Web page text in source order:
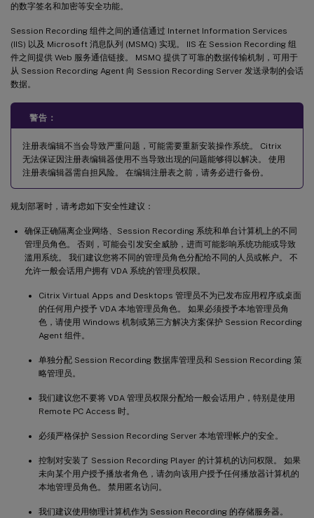
的数字签名和加密等安全功能。
Session Recording 组件之间的通信通过 Internet Information Services
(IIS) 以及 Microsoft 消息队列 (MSMQ) 实现。 IIS 在 Session Recording 组
件之间提供 Web 服务通信链接。 MSMQ 提供了可靠的数据传输机制，可用于
从 Session Recording Agent 向 Session Recording Server 发送录制的会话
数据。
警告：
注册表编辑不当会导致严重问题，可能需要重新安装操作系统。 Citrix
无法保证因注册表编辑器使用不当导致出现的问题能够得以解决。 使用
注册表编辑器需自担风险。 在编辑注册表之前，请务必进行备份。
规划部署时，请考虑如下安全性建议：
确保正确隔离企业网络、Session Recording 系统和单台计算机上的不同
管理员角色。 否则，可能会引发安全威胁，进而可能影响系统功能或导致
滥用系统。 我们建议您将不同的管理员角色分配给不同的人员或帐户。 不
允许一般会话用户拥有 VDA 系统的管理员权限。
Citrix Virtual Apps and Desktops 管理员不为已发布应用程序或桌面
的任何用户授予 VDA 本地管理员角色。 如果必须授予本地管理员角
色，请使用 Windows 机制或第三方解决方案保护 Session Recording
Agent 组件。
单独分配 Session Recording 数据库管理员和 Session Recording 策
略管理员。
我们建议您不要将 VDA 管理员权限分配给一般会话用户，特别是使用
Remote PC Access 时。
必须严格保护 Session Recording Server 本地管理帐户的安全。
控制对安装了 Session Recording Player 的计算机的访问权限。 如果
未向某个用户授予播放者角色，请勿向该用户授予任何播放器计算机的
本地管理员角色。 禁用匿名访问。
我们建议使用物理计算机作为 Session Recording 的存储服务器。